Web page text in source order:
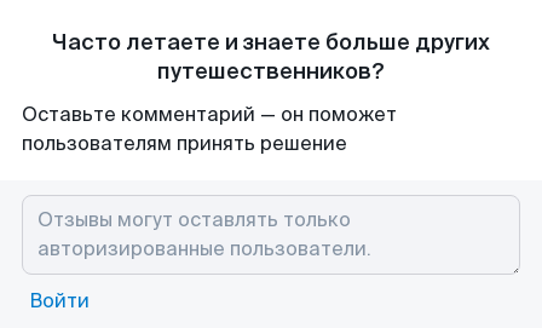
Часто летаете и знаете больше других
путешественников?
Оставьте комментарий — он поможет
пользователям принять решение
Войти